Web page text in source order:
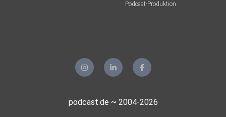
Podcast-Produktion
podcast.de ~ 2004-2026